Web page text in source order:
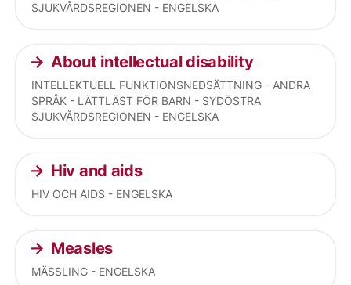
SJUKVÅRDSREGIONEN - ENGELSKA
About intellectual disability
INTELLEKTUELL FUNKTIONSNEDSÄTTNING - ANDRA
SPRÅK - LÄTTLÄST FÖR BARN - SYDÖSTRA
SJUKVÅRDSREGIONEN - ENGELSKA
Hiv and aids
HIV OCH AIDS - ENGELSKA
Measles
MÄSSLING - ENGELSKA